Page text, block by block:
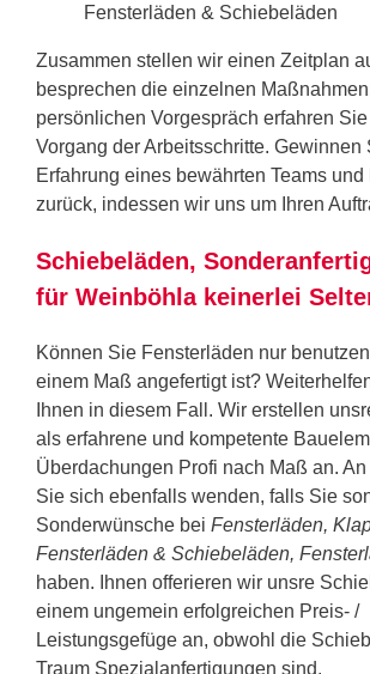
Fensterläden & Schiebeläden
Zusammen stellen wir einen Zeitplan
besprechen die einzelnen
persönlichen Vorgespräch erfahren
Vorgang der Arbeitsschritte. Gewinnen
Erfahrung eines bewährten Teams
zurück, indessen wir uns um Ihren
Schiebeläden,
für Weinböhla keinerlei
Können Sie Fensterläden nur
einem Maß angefertigt ist?
Ihnen in diesem Fall. Wir erstellen
als erfahrene und kompetente
Überdachungen Profi nach Maß an.
Sie sich ebenfalls wenden, falls Sie
Sonderwünsche bei Fensterläden,
Fensterläden & Schiebeläden,
haben. Ihnen offerieren wir unsre
einem ungemein erfolgreichen Preis- /
Leistungsgefüge an, obwohl die
Traum Spezialanfertigungen sind.